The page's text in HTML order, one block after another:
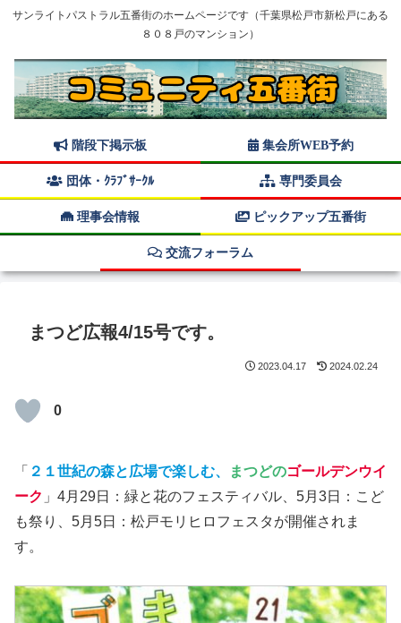
サンライトパストラル五番街のホームページです（千葉県松戸市新松戸にある
８０８戸のマンション）
階段下掲示板 集会所WEB予約
団体・ｸﾗﾌﾞｻｰｸﾙ 専門委員会
理事会情報 ピックアップ五番街
交流フォーラム
まつど広報4/15号です。
2023.04.17 2024.02.24
0
「 ２１世紀の森と広場で楽しむ、 まつどのゴールデンウイ
ーク 」4月29日：緑と花のフェスティバル、5月3日：こど
も祭り、5月5日：松戸モリヒロフェスタが開催されま
す。